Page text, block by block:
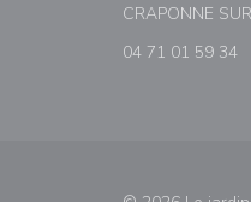
CRAPONNE
04 71 01 59 34